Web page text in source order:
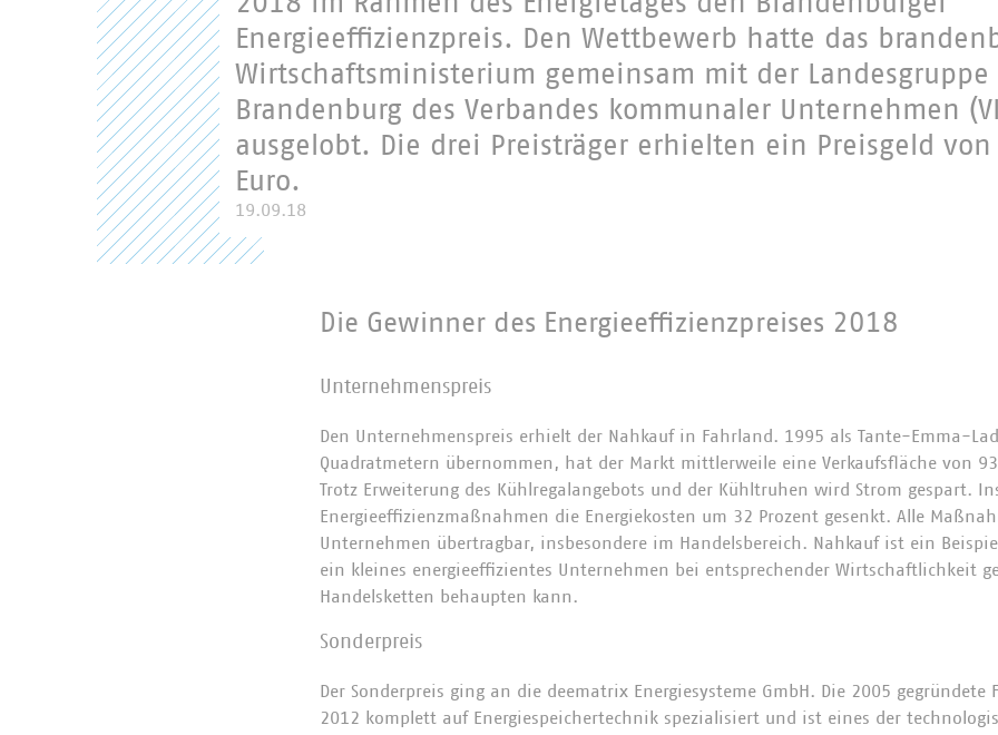
Energieeffizienzpreis. Den Wettbewerb hatte das
Wirtschaftsministerium gemeinsam mit der
Brandenburg des Verbandes kommunaler Unternehmen
ausgelobt. Die drei Preisträger erhielten ein Preisgeld
Euro.
19.09.18
Die Gewinner des Energieeffizienzpreises 2018
Unternehmenspreis
Den Unternehmenspreis erhielt der Nahkauf in Fahrland. 1995 als Tante-Emma-
Quadratmetern übernommen, hat der Markt mittlerweile eine Verkaufsfläche von
Trotz Erweiterung des Kühlregalangebots und der Kühltruhen wird Strom gespart.
Energieeffizienzmaßnahmen die Energiekosten um 32 Prozent gesenkt. Alle
Unternehmen übertragbar, insbesondere im Handelsbereich. Nahkauf ist ein
ein kleines energieeffizientes Unternehmen bei entsprechender Wirtschaftlichkeit
Handelsketten behaupten kann.
Sonderpreis
Der Sonderpreis ging an die deematrix Energiesysteme GmbH. Die 2005 gegründete
2012 komplett auf Energiespeichertechnik spezialisiert und ist eines der